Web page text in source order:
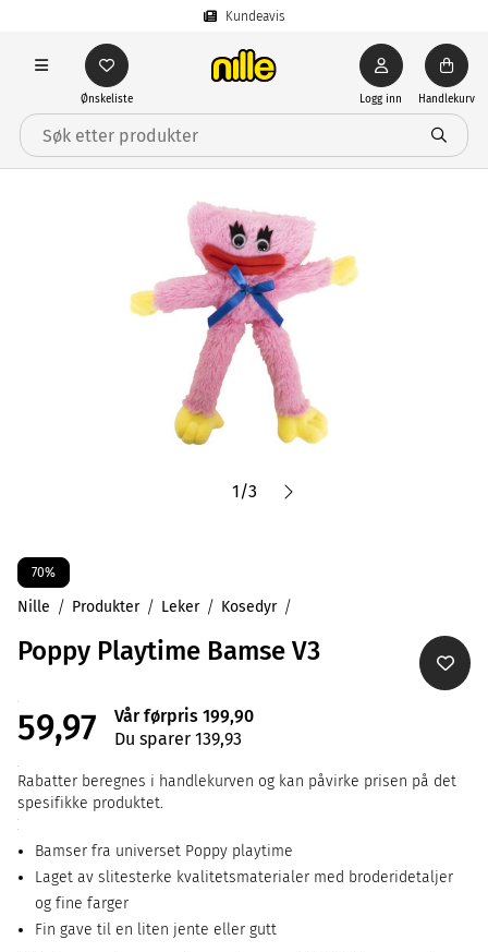
Kundeavis
Ønskeliste Logg inn Handlekurv
1/3
70%
Nille Produkter Leker Kosedyr
Poppy Playtime Bamse V3
59,97
Vår førpris 199,90
Du sparer 139,93
Rabatter beregnes i handlekurven og kan påvirke prisen på det
spesifikke produktet.
Bamser fra universet Poppy playtime
Laget av slitesterke kvalitetsmaterialer med broderidetaljer
og fine farger
Fin gave til en liten jente eller gutt